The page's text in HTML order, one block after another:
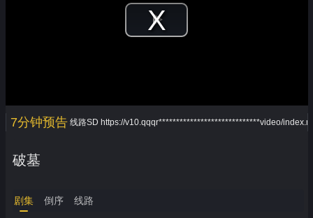
Play
7分钟预告 线路SD https://v10.qqqr*****************************video/
破墓
剧集 倒序 线路